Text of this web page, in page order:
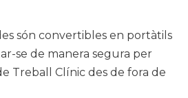
són convertibles en portàtils
se de manera segura per
Treball Clínic des de fora de